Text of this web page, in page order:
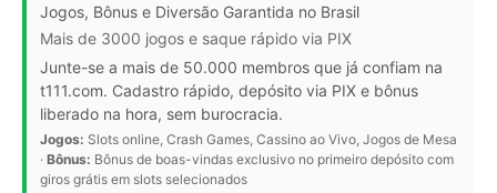
Jogos, Bônus e Diversão Garantida no Brasil
Mais de 3000 jogos e saque rápido via PIX
Junte-se a mais de 50.000 membros que já confiam na
t111.com. Cadastro rápido, depósito via PIX e bônus
liberado na hora, sem burocracia.
Jogos: Slots online, Crash Games, Cassino ao Vivo, Jogos de Mesa
· Bônus: Bônus de boas-vindas exclusivo no primeiro depósito com
giros grátis em slots selecionados